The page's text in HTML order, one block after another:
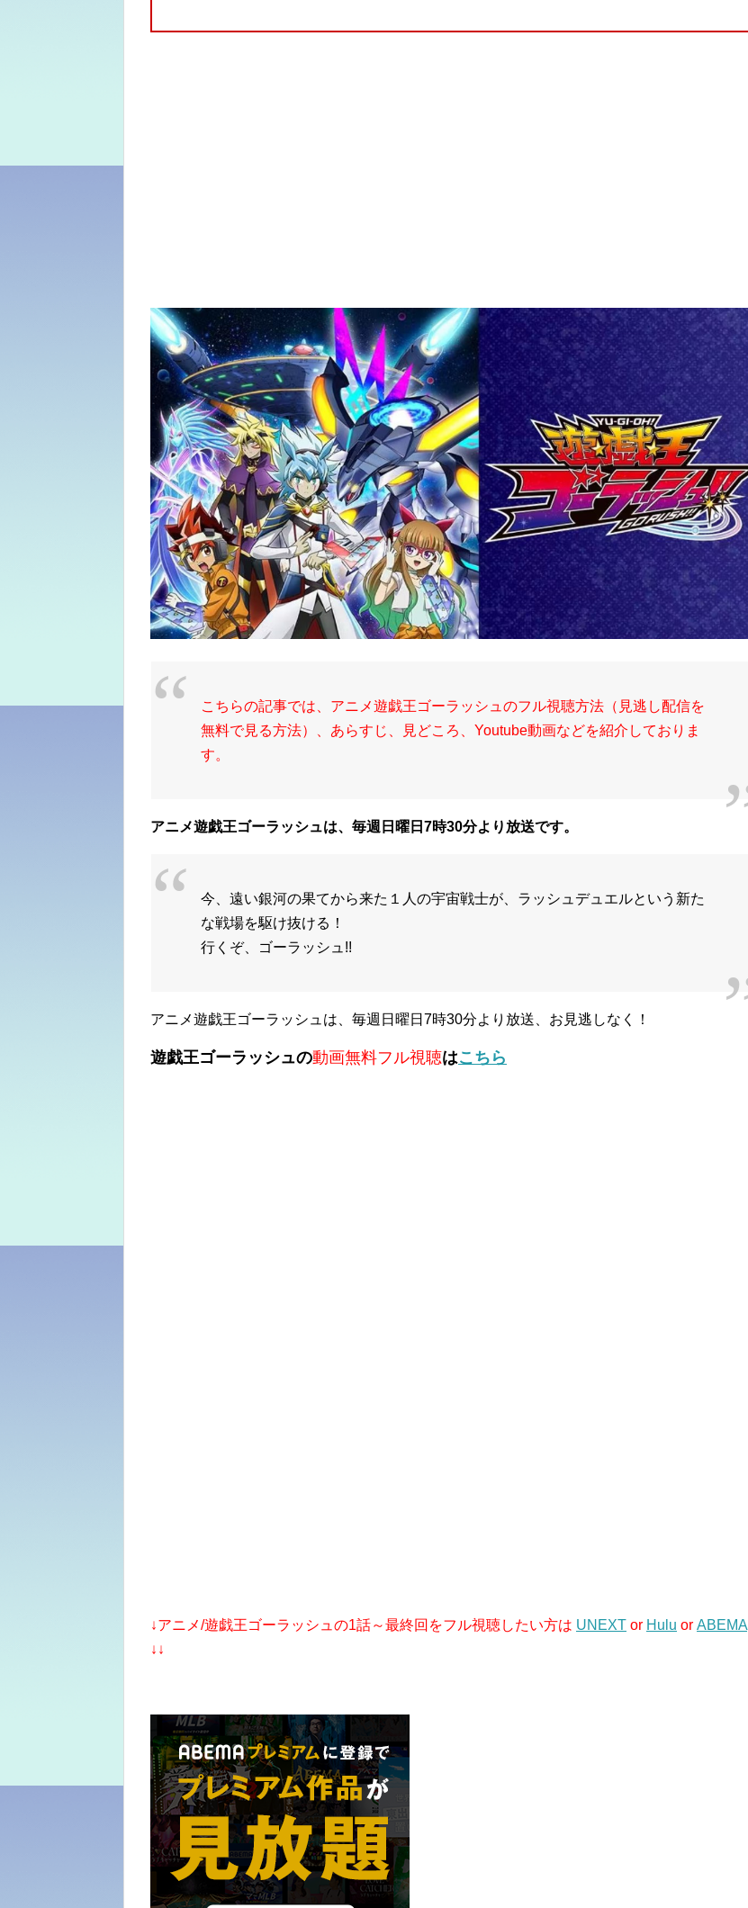
こちらの記事では、アニメ遊戯王ゴーラッシュのフル視聴方法（見逃し配信を
無料で見る方法）、あらすじ、見どころ、Youtube動画などを紹介しておりま
す。
アニメ遊戯王ゴーラッシュは、毎週日曜日7時30分より放送です。
今、遠い銀河の果てから来た１人の宇宙戦士が、ラッシュデュエルという新た
な戦場を駆け抜ける！
行くぞ、ゴーラッシュ!!
アニメ遊戯王ゴーラッシュは、毎週日曜日7時30分より放送、お見逃しなく！
遊戯王ゴーラッシュの動画無料フル視聴はこちら
↓アニメ/遊戯王ゴーラッシュ の1話～最終回をフル視聴したい方は UNEXT or Hulu or ABEMA
↓↓